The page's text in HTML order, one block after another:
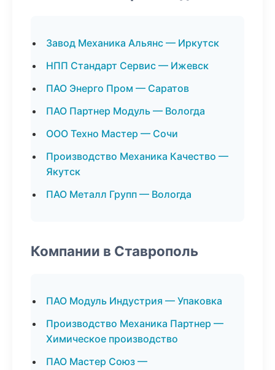
Завод Механика Альянс — Иркутск
НПП Стандарт Сервис — Ижевск
ПАО Энерго Пром — Саратов
ПАО Партнер Модуль — Вологда
ООО Техно Мастер — Сочи
Производство Механика Качество —
Якутск
ПАО Металл Групп — Вологда
Компании в Ставрополь
ПАО Модуль Индустрия — Упаковка
Производство Механика Партнер —
Химическое производство
ПАО Мастер Союз —